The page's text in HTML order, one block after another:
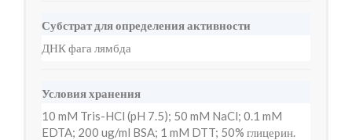
Субстрат для определения активности
ДНК фага лямбда
Условия хранения
10 mM Tris-HCl (pH 7.5); 50 mM NaCl; 0.1 mM
EDTA; 200 ug/ml BSA; 1 mM DTT; 50% глицерин.